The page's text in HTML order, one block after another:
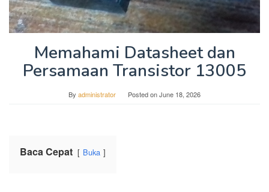
Memahami Datasheet dan
Persamaan Transistor 13005
By administrator Posted onJune 18, 2026
Baca Cepat Buka